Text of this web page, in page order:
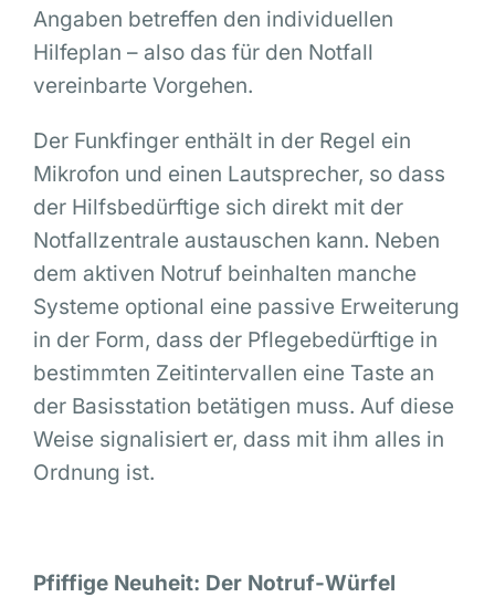
Angaben betreffen den individuellen
Hilfeplan – also das für den Notfall
vereinbarte Vorgehen.
Der Funkfinger enthält in der Regel ein
Mikrofon und einen Lautsprecher, so dass
der Hilfsbedürftige sich direkt mit der
Notfallzentrale austauschen kann. Neben
dem aktiven Notruf beinhalten manche
Systeme optional eine passive Erweiterung
in der Form, dass der Pflegebedürftige in
bestimmten Zeitintervallen eine Taste an
der Basisstation betätigen muss. Auf diese
Weise signalisiert er, dass mit ihm alles in
Ordnung ist.
Pfiffige Neuheit: Der Notruf-Würfel